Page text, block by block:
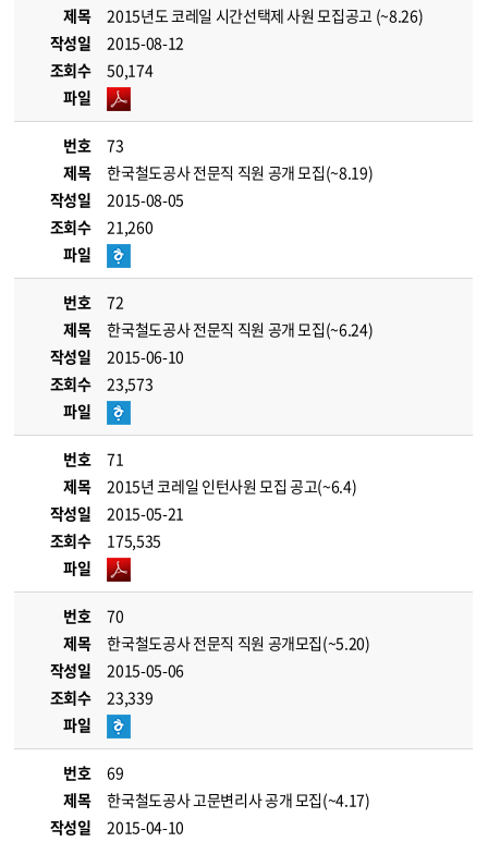
제목
2015년도 코레일 시간선택제 사원 모집공고 (~8.26)
작성일
2015-08-12
조회수
50,174
파일
번호
73
제목
한국철도공사 전문직 직원 공개 모집(~8.19)
작성일
2015-08-05
조회수
21,260
파일
번호
72
제목
한국철도공사 전문직 직원 공개 모집(~6.24)
작성일
2015-06-10
조회수
23,573
파일
번호
71
제목
2015년 코레일 인턴사원 모집 공고(~6.4)
작성일
2015-05-21
조회수
175,535
파일
번호
70
제목
한국철도공사 전문직 직원 공개모집(~5.20)
작성일
2015-05-06
조회수
23,339
파일
번호
69
제목
한국철도공사 고문변리사 공개 모집(~4.17)
작성일
2015-04-10